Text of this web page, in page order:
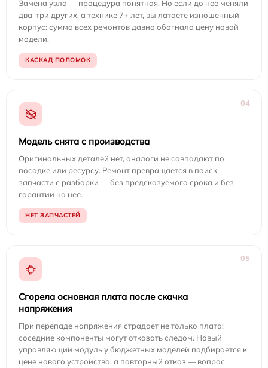
Замена узла — процедура понятная. Но если до неё меняли
два-три других, а технике 7+ лет, вы латаете изношенный
корпус: сумма всех ремонтов давно обогнала цену новой
модели.
КАСКАД ПОЛОМОК
04
Модель снята с производства
Оригинальных деталей нет, аналоги не совпадают по
посадке или ресурсу. Ремонт превращается в поиск
запчасти с разборки — без предсказуемого срока и без
гарантии на неё.
НЕТ ЗАПЧАСТЕЙ
05
Сгорела основная плата после скачка
напряжения
При перепаде напряжения страдает не только плата:
соседние компоненты могут отказать следом. Новый
управляющий модуль у бюджетных моделей подбирается к
цене нового устройства, а повторный отказ — вопрос